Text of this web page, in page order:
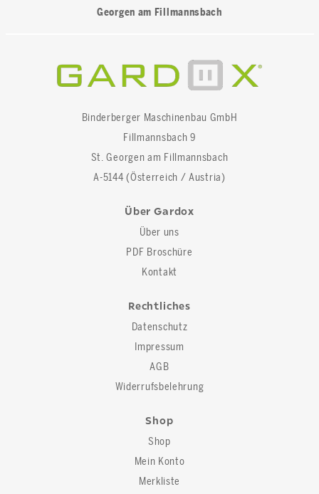
Georgen am Fillmannsbach
Binderberger Maschinenbau GmbH
Fillmannsbach 9
St. Georgen am Fillmannsbach
A-5144 (Österreich / Austria)
Über Gardox
Über uns
PDF Broschüre
Kontakt
Rechtliches
Datenschutz
Impressum
AGB
Widerrufsbelehrung
Shop
Shop
Mein Konto
Merkliste